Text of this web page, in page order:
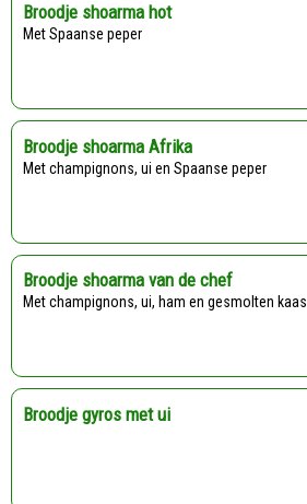
Broodje shoarma hot
Met Spaanse peper
Broodje shoarma Afrika
Met champignons, ui en Spaanse peper
Broodje shoarma van de chef
Met champignons, ui, ham en gesmolten kaas
Broodje gyros met ui